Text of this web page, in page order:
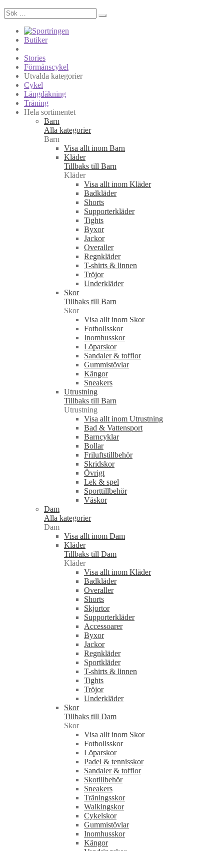
Sök
efter:
Butiker
Stories
Förmånscykel
Utvalda kategorier
Cykel
Längdåkning
Träning
Hela sortimentet
Barn
Alla kategorier
Barn
Visa allt inom Barn
Kläder
Tillbaks till Barn
Kläder
Visa allt inom Kläder
Badkläder
Shorts
Supporterkläder
Tights
Byxor
Jackor
Overaller
Regnkläder
T-shirts & linnen
Tröjor
Underkläder
Skor
Tillbaks till Barn
Skor
Visa allt inom Skor
Fotbollsskor
Inomhusskor
Löparskor
Sandaler & tofflor
Gummistövlar
Kängor
Sneakers
Utrustning
Tillbaks till Barn
Utrustning
Visa allt inom Utrustning
Bad & Vattensport
Barncyklar
Bollar
Friluftstillbehör
Skridskor
Övrigt
Lek & spel
Sporttillbehör
Väskor
Dam
Alla kategorier
Dam
Visa allt inom Dam
Kläder
Tillbaks till Dam
Kläder
Visa allt inom Kläder
Badkläder
Overaller
Shorts
Skjortor
Supporterkläder
Accessoarer
Byxor
Jackor
Regnkläder
Sportkläder
T-shirts & linnen
Tights
Tröjor
Underkläder
Skor
Tillbaks till Dam
Skor
Visa allt inom Skor
Fotbollsskor
Löparskor
Padel & tennisskor
Sandaler & tofflor
Skotillbehör
Sneakers
Träningsskor
Walkingskor
Cykelskor
Gummistövlar
Inomhusskor
Kängor